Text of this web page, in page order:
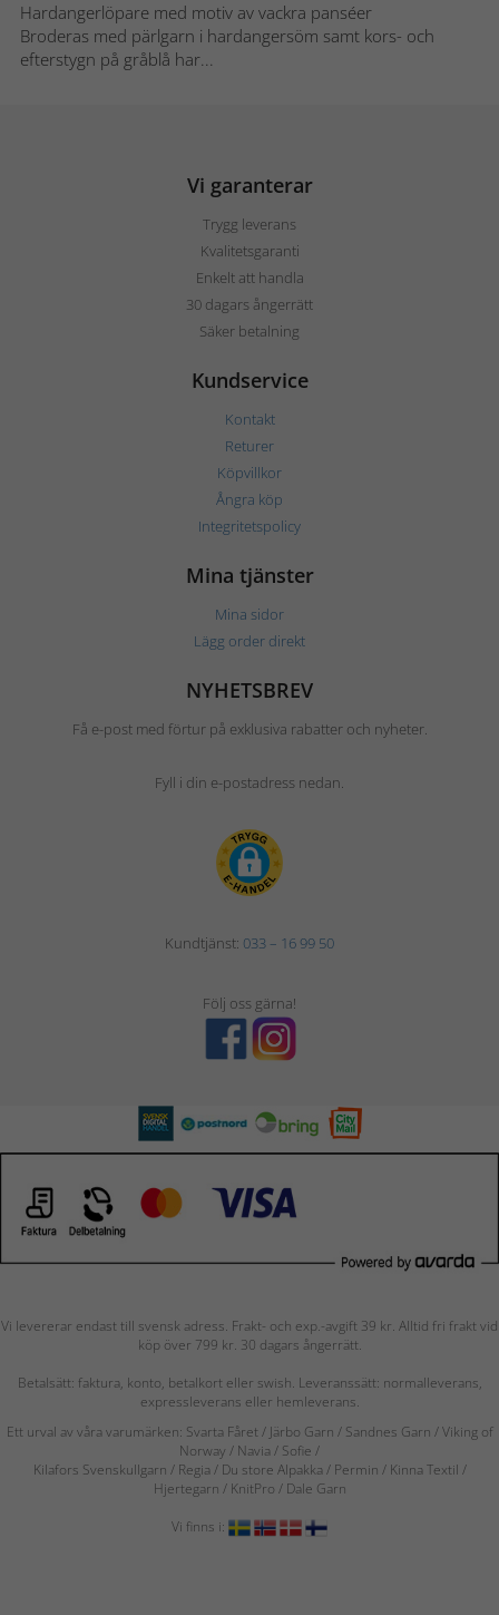
Hardangerlöpare med motiv av vackra panséer
Broderas med pärlgarn i hardangersöm samt kors- och
efterstygn på gråblå har...
Vi garanterar
Trygg leverans
Kvalitetsgaranti
Enkelt att handla
30 dagars ångerrätt
Säker betalning
Kundservice
Kontakt
Returer
Köpvillkor
Ångra köp
Integritetspolicy
Mina tjänster
Mina sidor
Lägg order direkt
NYHETSBREV
Få e-post med förtur på exklusiva rabatter och nyheter.
Fyll i din e-postadress nedan.
Kundtjänst: 033 – 16 99 50
Följ oss gärna!
Vi levererar endast till svensk adress. Frakt- och exp.-avgift 39 kr. Alltid fri frakt vid
köp över 799 kr. 30 dagars ångerrätt.
Betalsätt: faktura, konto, betalkort eller swish. Leveranssätt: normalleverans,
expressleverans eller hemleverans.
Ett urval av våra varumärken: Svarta Fåret / Järbo Garn / Sandnes Garn / Viking of
Norway / Navia/ Sofie /
Kilafors Svenskullgarn / Regia / Du store Alpakka / Permin / Kinna Textil /
Hjertegarn / KnitPro / Dale Garn
Vi finns i: